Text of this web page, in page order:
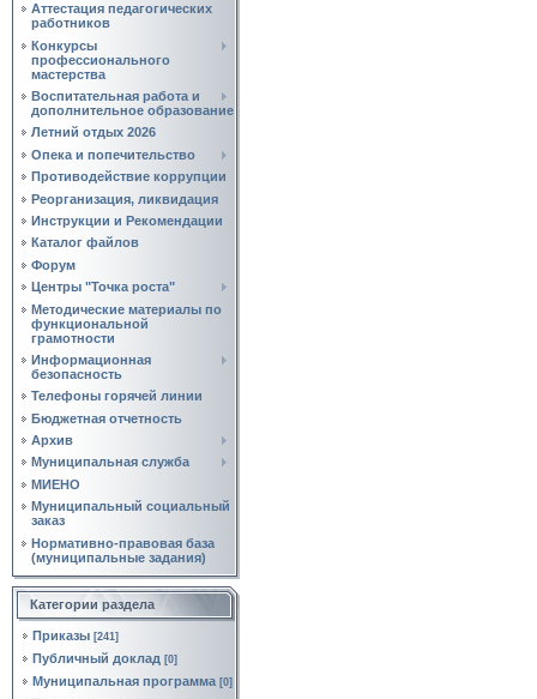
Аттестация педагогических
работников
Конкурсы
профессионального
мастерства
Воспитательная работа и
дополнительное образование
Летний отдых 2026
Опека и попечительство
Противодействие коррупции
Реорганизация, ликвидация
Инструкции и Рекомендации
Каталог файлов
Форум
Центры "Точка роста"
Методические материалы по
функциональной
грамотности
Информационная
безопасность
Телефоны горячей линии
Бюджетная отчетность
Архив
Муниципальная служба
МИЕНО
Муниципальный социальный
заказ
Нормативно‑правовая база
(муниципальные задания)
Категории раздела
Приказы [241]
Публичный доклад [0]
Муниципальная программа [0]